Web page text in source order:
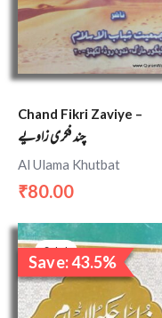
Chand Fikri Zaviye –
چند فکری زاویے
Al Ulama Khutbat
₹80.00
Save: 43.5%
Sale!
price
was:
₹2,300.00.